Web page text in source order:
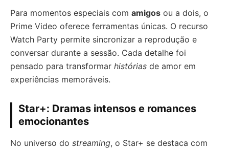
Para momentos especiais com amigos ou a dois, o
Prime Video oferece ferramentas únicas. O recurso
Watch Party permite sincronizar a reprodução e
conversar durante a sessão. Cada detalhe foi
pensado para transformar histórias de amor em
experiências memoráveis.
Star+: Dramas intensos e romances
emocionantes
No universo do streaming, o Star+ se destaca com